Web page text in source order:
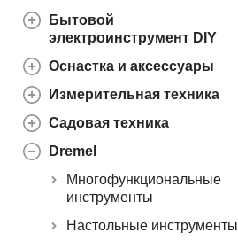
Бытовой
электроинструмент DIY
Оснастка и аксессуары
Измерительная техника
Садовая техника
Dremel
Многофункциональные
инструменты
Настольные инструменты